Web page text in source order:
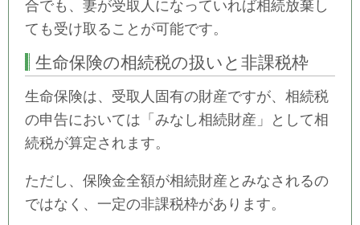
合でも、妻が受取人になっていれば相続放棄し
ても受け取ることが可能です。
生命保険の相続税の扱いと非課税枠
生命保険は、受取人固有の財産ですが、相続税
の申告においては「みなし相続財産」として相
続税が算定されます。
ただし、保険金全額が相続財産とみなされるの
ではなく、一定の非課税枠があります。